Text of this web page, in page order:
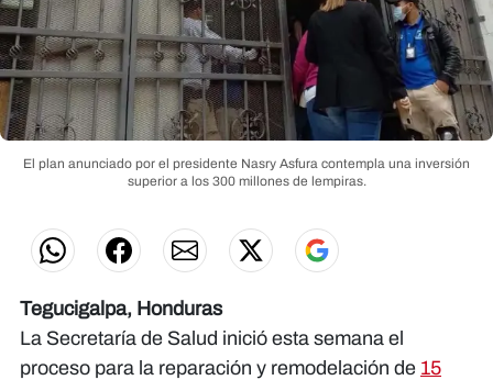
El plan anunciado por el presidente Nasry Asfura contempla una inversión
superior a los 300 millones de lempiras.
Tegucigalpa, Honduras
La Secretaría de Salud inició esta semana el
proceso para la reparación y remodelación de 15